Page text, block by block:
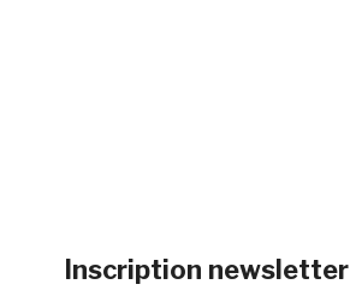
Inscription newsletter